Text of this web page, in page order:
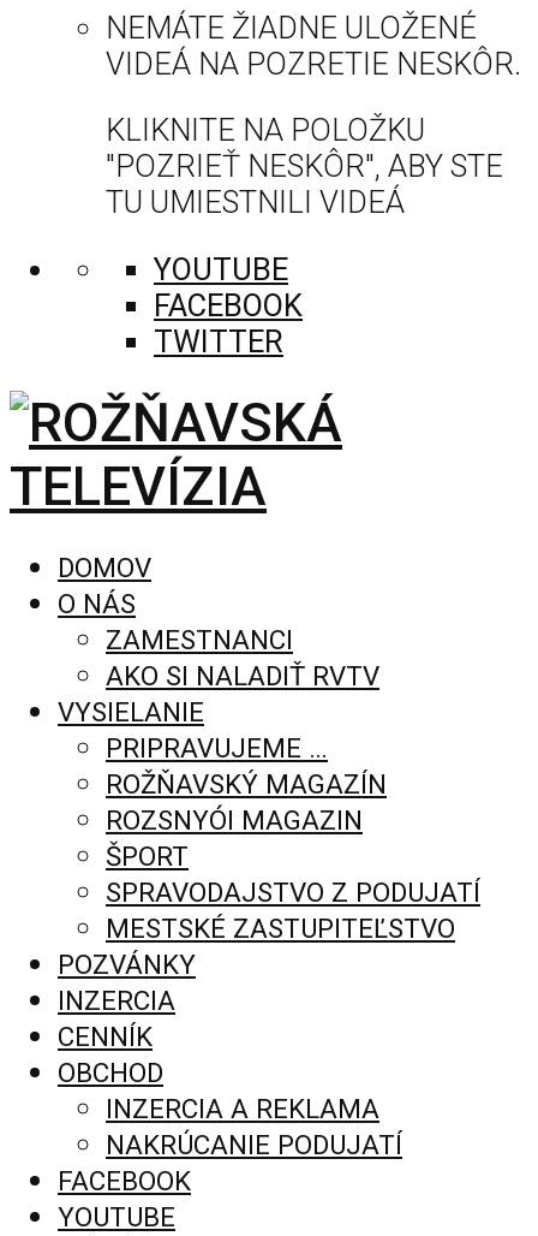
NEMÁTE ŽIADNE ULOŽENÉ
VIDEÁ NA POZRETIE NESKÔR.
KLIKNITE NA POLOŽKU
"POZRIEŤ NESKÔR", ABY STE
TU UMIESTNILI VIDEÁ
YOUTUBE
FACEBOOK
TWITTER
DOMOV
O NÁS
ZAMESTNANCI
AKO SI NALADIŤ RVTV
VYSIELANIE
PRIPRAVUJEME …
ROŽŇAVSKÝ MAGAZÍN
ROZSNYÓI MAGAZIN
ŠPORT
SPRAVODAJSTVO Z PODUJATÍ
MESTSKÉ ZASTUPITEĽSTVO
POZVÁNKY
INZERCIA
CENNÍK
OBCHOD
INZERCIA A REKLAMA
NAKRÚCANIE PODUJATÍ
FACEBOOK
YOUTUBE